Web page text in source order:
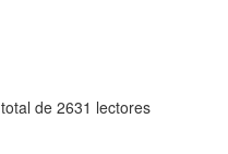
de 2631 lectores